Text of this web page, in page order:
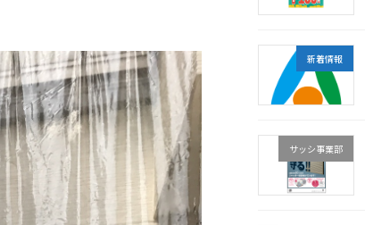
新着情報
サッシ事業部